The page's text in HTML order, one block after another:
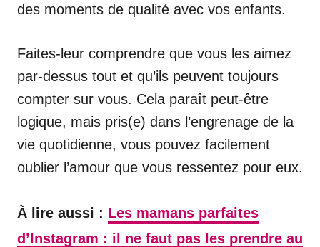
des moments de qualité avec vos enfants.
Faites-leur comprendre que vous les aimez
par-dessus tout et qu’ils peuvent toujours
compter sur vous. Cela paraît peut-être
logique, mais pris(e) dans l’engrenage de la
vie quotidienne, vous pouvez facilement
oublier l’amour que vous ressentez pour eux.
À lire aussi : Les mamans parfaites
d’Instagram : il ne faut pas les prendre au